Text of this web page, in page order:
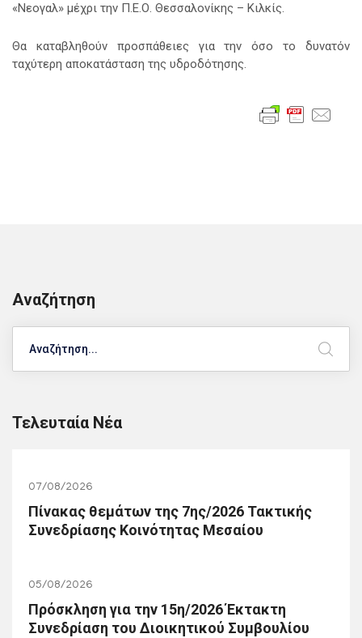
«Νεογαλ» μέχρι την Π.Ε.Ο. Θεσσαλονίκης – Κιλκίς.
Θα καταβληθούν προσπάθειες για την όσο το δυνατόν
ταχύτερη αποκατάσταση της υδροδότησης.
Αναζήτηση
Τελευταία Νέα
07/08/2026
Πίνακας θεμάτων της 7ης/2026 Τακτικής
Συνεδρίασης Κοινότητας Μεσαίου
05/08/2026
Πρόσκληση για την 15η/2026 Έκτακτη
Συνεδρίαση του Διοικητικού Συμβουλίου